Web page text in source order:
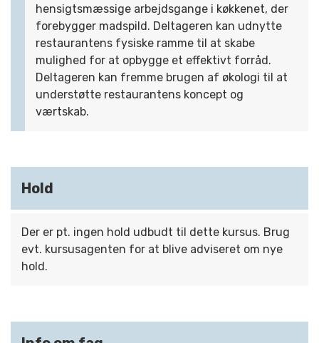
hensigtsmæssige arbejdsgange i køkkenet, der
forebygger madspild. Deltageren kan udnytte
restaurantens fysiske ramme til at skabe
mulighed for at opbygge et effektivt forråd.
Deltageren kan fremme brugen af økologi til at
understøtte restaurantens koncept og
værtskab.
Hold
Der er pt. ingen hold udbudt til dette kursus. Brug
evt. kursusagenten for at blive adviseret om nye
hold.